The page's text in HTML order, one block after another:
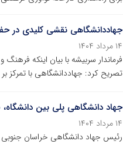
جهاددانشگاهی نقشی کلیدی در
۱۴ مرداد ۱۴۰۴
تصریح کرد: جهاددانشگاهی با تمرکز
جهاد دانشگاهی پلی بین
۱۴ مرداد ۱۴۰۴
رئیس جهاد دانشگاهی خراسان